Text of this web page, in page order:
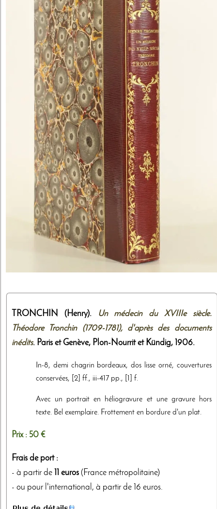
TRONCHIN (Henry).
Un médecin du XVIIIe siècle.
Théodore Tronchin (1709-1781), d'après des documents
inédits. Paris et Genève, Plon-Nourrit et Kündig, 1906.
In-8, demi chagrin bordeaux, dos lisse orné, couvertures
conservées, [2] ff., iii-417 pp., [1] f.
Avec un portrait en héliogravure et une gravure hors
texte. Bel exemplaire. Frottement en bordure d'un plat.
Prix : 50 €
Frais de port :
- à partir de
11 euros (France métropolitaine)
- ou pour l'international, à partir de 16 euros.